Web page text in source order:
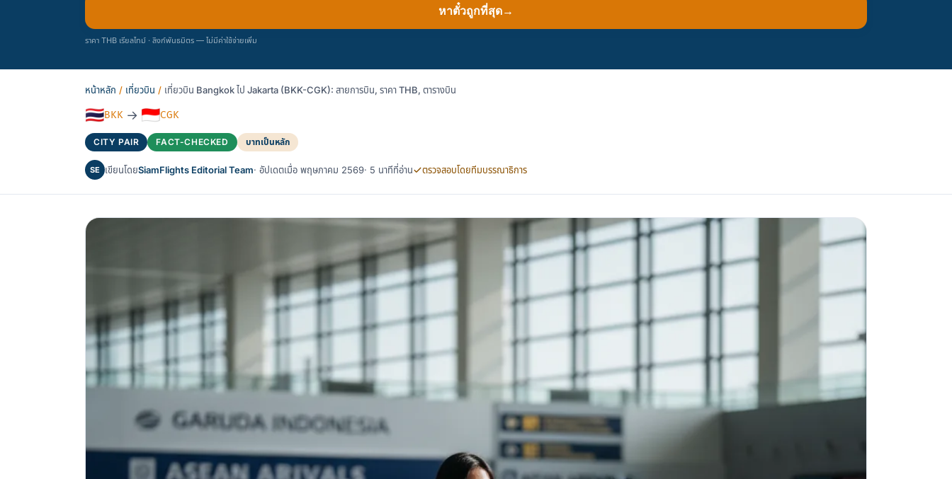
หาตั๋วถูกที่สุด→
ราคา THB เรียลไทม์ · ลิงก์พันธมิตร — ไม่มีค่าใช้จ่ายเพิ่ม
หน้าหลัก / เที่ยวบิน / เที่ยวบิน Bangkok ไป Jakarta (BKK-CGK): สายการบิน, ราคา THB, ตารางบิน
🇹🇭BKK → 🇮🇩CGK
CITY PAIR FACT-CHECKED บาทเป็นหลัก
SE เขียนโดยSiamFlights Editorial Team· อัปเดตเมื่อ พฤษภาคม 2569· 5 นาทีที่อ่าน ตรวจสอบโดยทีมบรรณาธิการ